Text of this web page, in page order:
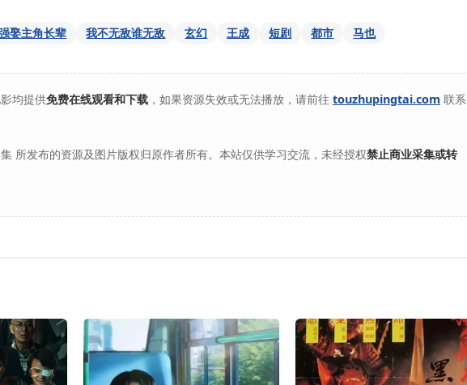
娶主角长辈 我不无敌谁无敌 玄幻 王成 短剧 都市 马也
均提供免费在线观看和下载 ，如果资源失效或无法播放，请前往 touzhupingtai.com 联系
所发布的资源及图片版权归原作者所有。本站仅供学习交流，未经授权禁止商业采集或转